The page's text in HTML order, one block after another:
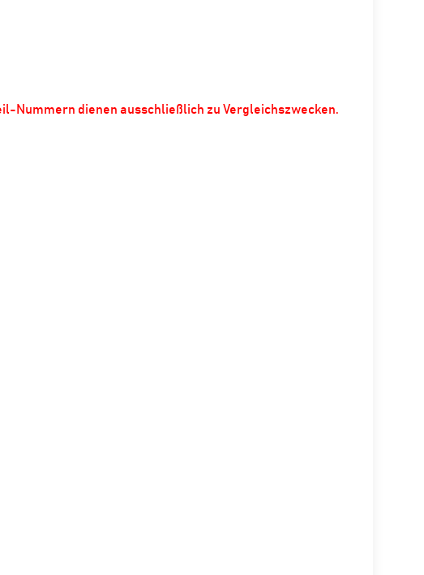
Nummern dienen ausschließlich zu Vergleichszwecken.